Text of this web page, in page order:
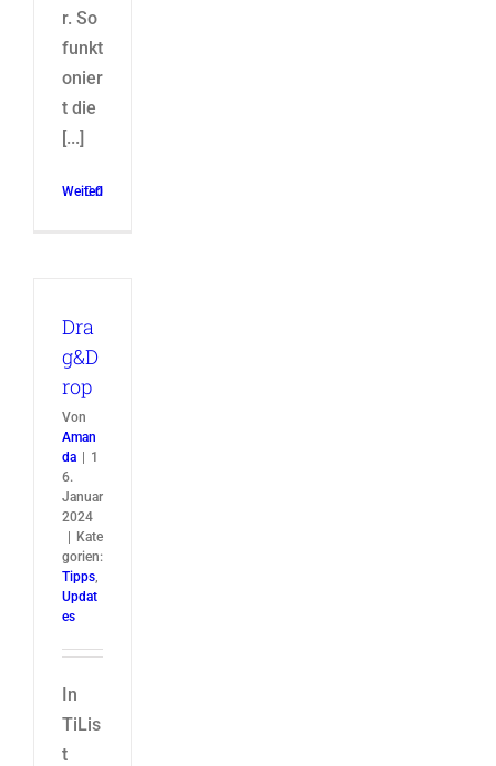
r. So
funkt
onier
t die
[...]
Weiterlesen
0
Dra
g&D
rop
Von
Aman
da
1
6.
Januar
2024
Kate
gorien:
Tipps,
Updat
es
In
TiLis
t